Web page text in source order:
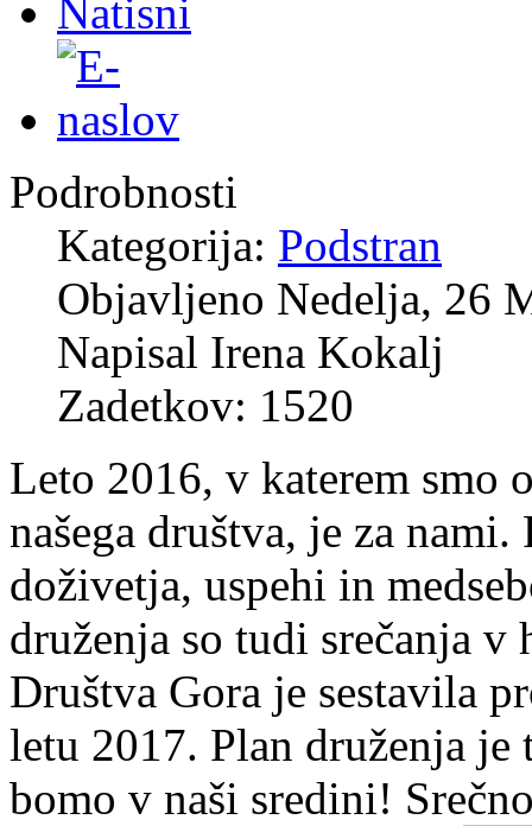
Podrobnosti
Kategorija: Podstran
Objavljeno Nedelja, 26
Napisal Irena Kokalj
Zadetkov: 1520
Leto 2016, v katerem smo
našega društva, je za
doživetja, uspehi in
druženja so tudi srečanja
Društva Gora je sestavila
letu 2017. Plan druženja je
bomo v naši sredini!